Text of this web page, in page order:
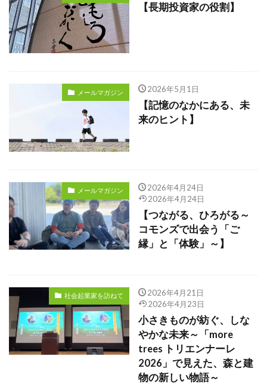
【長期投資家の役割】
メールマガジン 2026年5月1日
【記憶のなかにある、未
来のヒント】
メールマガジン
2026年4月24日
2026年4月24日
【つながる、ひろがる～
コモンズで出会う「ご
縁」と「体験」～】
社会起業家を訪ねて
2026年4月21日
2026年4月23日
小さきものが紡ぐ、しな
やかな未来～「more
trees トリエンナーレ
2026」で見えた、森と建
物の新しい物語～